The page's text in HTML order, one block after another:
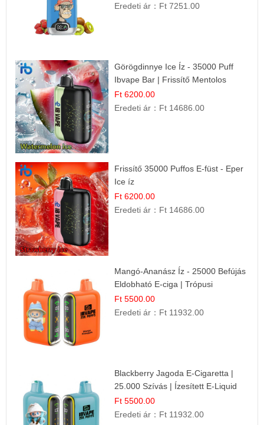
Eredeti ár： Ft 7251.00
Görögdinnye Ice Íz - 35000 Puff
Ibvape Bar | Frissítő Mentolos
Élmény!
Ft 6200.00
Eredeti ár： Ft 14686.00
Frissítő 35000 Puffos E-füst - Eper
Ice íz
Ft 6200.00
Eredeti ár： Ft 14686.00
Mangó-Ananász Íz - 25000 Befújás
Eldobható E-ciga | Trópusi
Gyümölcs Élmény!
Ft 5500.00
Eredeti ár： Ft 11932.00
Blackberry Jagoda E-Cigaretta |
25.000 Szívás | Ízesített E-Liquid
Ft 5500.00
Eredeti ár： Ft 11932.00